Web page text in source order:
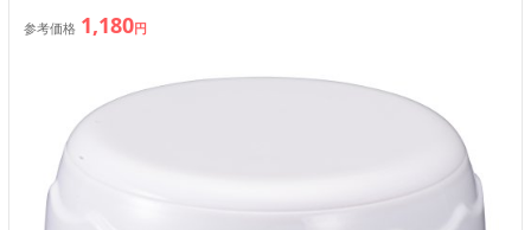
参考価格 1,180円